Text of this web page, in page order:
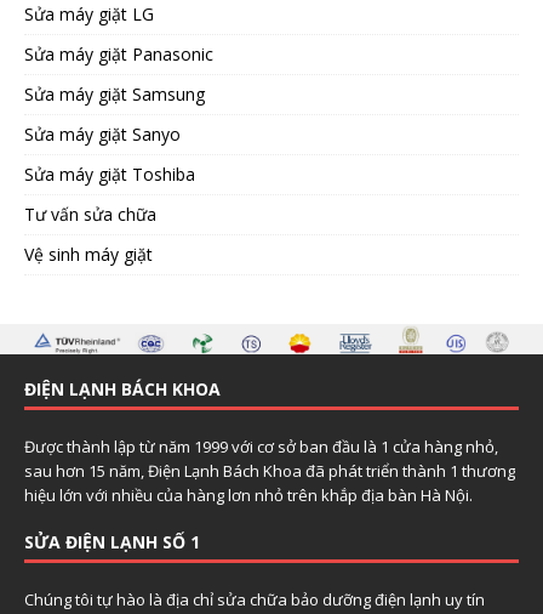
Sửa máy giặt LG
Sửa máy giặt Panasonic
Sửa máy giặt Samsung
Sửa máy giặt Sanyo
Sửa máy giặt Toshiba
Tư vấn sửa chữa
Vệ sinh máy giặt
ĐIỆN LẠNH BÁCH KHOA
Được thành lập từ năm 1999 với cơ sở ban đầu là 1 cửa hàng nhỏ,
sau hơn 15 năm, Điện Lạnh Bách Khoa đã phát triển thành 1 thương
hiệu lớn với nhiều của hàng lơn nhỏ trên khắp địa bàn Hà Nội.
SỬA ĐIỆN LẠNH SỐ 1
Chúng tôi tự hào là địa chỉ sửa chữa bảo dưỡng điện lạnh uy tín